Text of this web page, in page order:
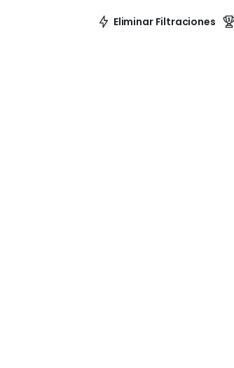
Eliminar Filtraciones